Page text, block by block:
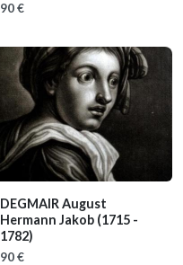
90 €
DEGMAIR August
Hermann Jakob (1715 -
1782)
90 €